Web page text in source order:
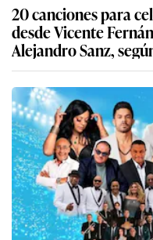
20 canciones para
desde Vicente
Alejandro Sanz,